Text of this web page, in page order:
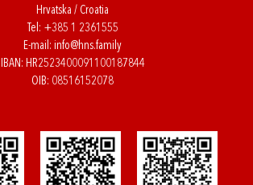
Hrvatska / Croatia
Tel: +385 1 2361555
E-mail: info@hns.family
IBAN: HR2523400091100187844
OIB: 08516152078